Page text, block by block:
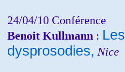
24/04/10 Conférence
Benoit Kullmann : Les
dysprosodies, Nice